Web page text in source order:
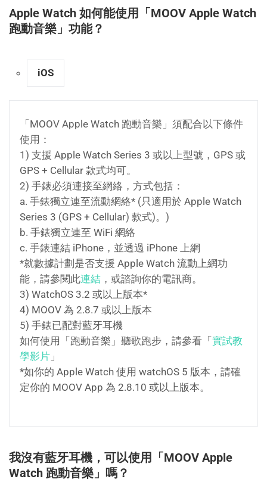
Apple Watch 如何能使用「MOOV Apple Watch
跑動音樂」功能？
iOS
「MOOV Apple Watch 跑動音樂」須配合以下條件
使用：
1) 支援 Apple Watch Series 3 或以上型號，GPS 或
GPS + Cellular 款式均可。
2) 手錶必須連接至網絡，方式包括：
a. 手錶獨立連至流動網絡* (只適用於 Apple Watch
Series 3 (GPS + Cellular) 款式)。)
b. 手錶獨立連至 WiFi 網絡
c. 手錶連結 iPhone，並透過 iPhone 上網
*就數據計劃是否支援 Apple Watch 流動上網功
能，請參閱此連結 ，或諮詢你的電訊商。
3) WatchOS 3.2 或以上版本*
4) MOOV 為 2.8.7 或以上版本
5) 手錶已配對藍牙耳機
如何使用「跑動音樂」聽歌跑步，請參看「 實試教
學影片 」
*如你的 Apple Watch 使用 watchOS 5 版本，請確
定你的 MOOV App 為 2.8.10 或以上版本。
我沒有藍牙耳機，可以使用「MOOV Apple
Watch 跑動音樂」嗎？